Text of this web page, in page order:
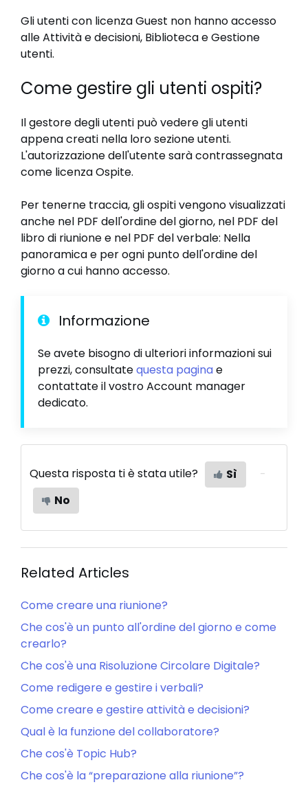
Gli utenti con licenza Guest non hanno accesso
alle Attività e decisioni, Biblioteca e Gestione
utenti.
Come gestire gli utenti ospiti?
Il gestore degli utenti può vedere gli utenti
appena creati nella loro sezione utenti.
L'autorizzazione dell'utente sarà contrassegnata
come licenza Ospite.
Per tenerne traccia, gli ospiti vengono visualizzati
anche nel PDF dell'ordine del giorno, nel PDF del
libro di riunione e nel PDF del verbale: Nella
panoramica e per ogni punto dell'ordine del
giorno a cui hanno accesso.
Informazione
Se avete bisogno di ulteriori informazioni sui
prezzi, consultatequesta paginae
contattate il vostro Account manager
dedicato.
Questa risposta ti è stata utile?
Sì
No
Related Articles
Come creare una riunione?
Che cos'è un punto all'ordine del giorno e come
crearlo?
Che cos'è una Risoluzione Circolare Digitale?
Come redigere e gestire i verbali?
Come creare e gestire attività e decisioni?
Qual è la funzione del collaboratore?
Che cos'è Topic Hub?
Che cos'è la “preparazione alla riunione”?